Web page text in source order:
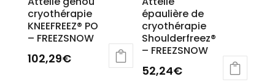
cryothérapie
KNEEFREEZ® PO
– FREEZSNOW
102,29€
épaulière de
cryothérapie
Shoulderfreez®
– FREEZSNOW
52,24€